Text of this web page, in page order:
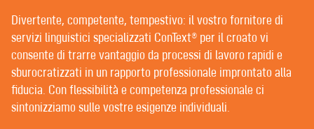
FORMAZIONE LINGUISTICA | COACHING
LINGUAGGIO FACILE | LINGUAGGIO SEMPLICE
TRADUZIONE AUTOMATICA CON INTELLIGENZA ARTIFICIALE
POST-EDITING | REVISIONE
EDITING E CORREZIONE DI BOZZE
Divertente, competente, tempestivo: il vostro fornitore di
servizi linguistici specializzati ConText® per il croato vi
consente di trarre vantaggio da processi di lavoro rapidi e
sburocratizzati in un rapporto professionale improntato alla
fiducia. Con flessibilità e competenza professionale ci
sintonizziamo sulle vostre esigenze individuali.